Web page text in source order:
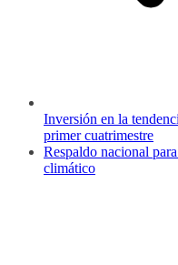
Inversión en la
primer cuatrimestre
Respaldo nacional
climático